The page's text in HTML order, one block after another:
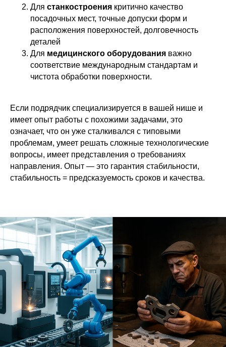
Для станкостроения критично качество
посадочных мест, точные допуски форм и
расположения поверхностей, долговечность
деталей
Для медицинского оборудования важно
соответствие международным стандартам и
чистота обработки поверхности.
Если подрядчик специализируется в вашей нише и
имеет опыт работы с похожими задачами, это
означает, что он уже сталкивался с типовыми
проблемам, умеет решать сложные технологические
вопросы, имеет представления о требованиях
направления. Опыт — это гарантия стабильности,
стабильность = предсказуемость сроков и качества.